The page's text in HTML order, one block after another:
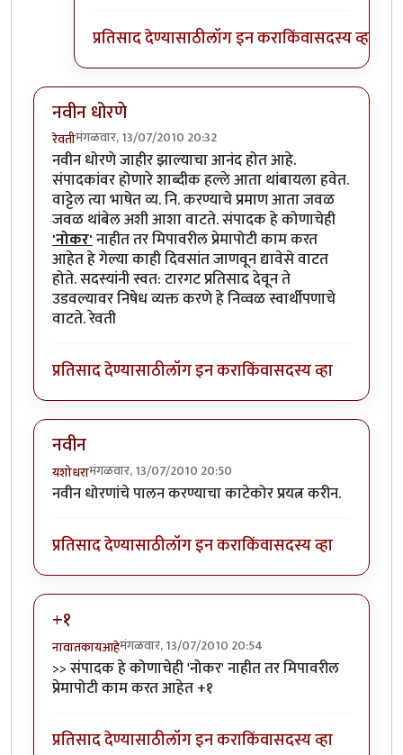
प्रतिसाद देण्यासाठीलॉग इन कराकिंवासदस्य व्हा
नवीन धोरणे
रेवतीमंगळवार, 13/07/2010 20:32
नवीन धोरणे जाहीर झाल्याचा आनंद होत आहे.
संपादकांवर होणारे शाब्दीक हल्ले आता थांबायला हवेत.
वाट्टेल त्या भाषेत व्य. नि. करण्याचे प्रमाण आता जवळ
जवळ थांबेल अशी आशा वाटते. संपादक हे कोणाचेही
'नोकर'नाहीत तर मिपावरील प्रेमापोटी काम करत
आहेत हे गेल्या काही दिवसांत जाणवून द्यावेसे वाटत
होते. सदस्यांनी स्वत: टारगट प्रतिसाद देवून ते
उडवल्यावर निषेध व्यक्त करणे हे निव्वळ स्वार्थीपणाचे
वाटते. रेवती
प्रतिसाद देण्यासाठीलॉग इन कराकिंवासदस्य व्हा
नवीन
यशोधरामंगळवार, 13/07/2010 20:50
नवीन धोरणांचे पालन करण्याचा काटेकोर प्रयत्न करीन.
प्रतिसाद देण्यासाठीलॉग इन कराकिंवासदस्य व्हा
+१
नावातकायआहेमंगळवार, 13/07/2010 20:54
>> संपादक हे कोणाचेही 'नोकर' नाहीत तर मिपावरील
प्रेमापोटी काम करत आहेत +१
प्रतिसाद देण्यासाठीलॉग इन कराकिंवासदस्य व्हा